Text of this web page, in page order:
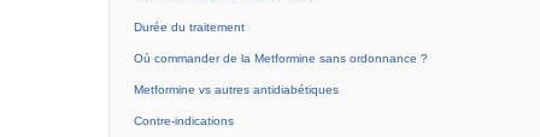
Durée du traitement
Où commander de la Metformine sans ordonnance ?
Metformine vs autres antidiabétiques
Contre-indications